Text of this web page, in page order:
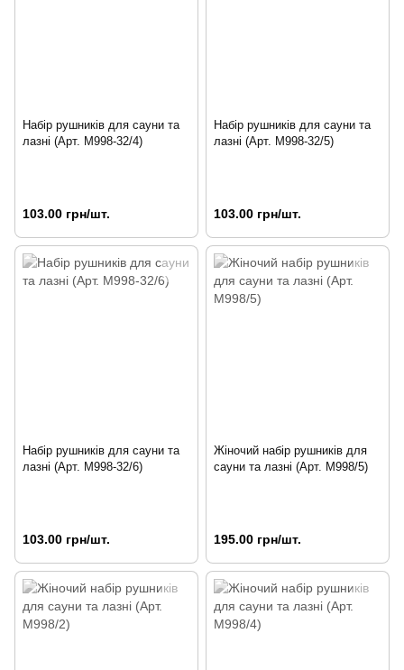
Набір рушників для сауни та
лазні (Арт. M998-32/4)
103.00 грн/шт.
Набір рушників для сауни та
лазні (Арт. M998-32/5)
103.00 грн/шт.
Набір рушників для сауни та
лазні (Арт. M998-32/6)
103.00 грн/шт.
Жіночий набір рушників для
сауни та лазні (Арт. M998/5)
195.00 грн/шт.